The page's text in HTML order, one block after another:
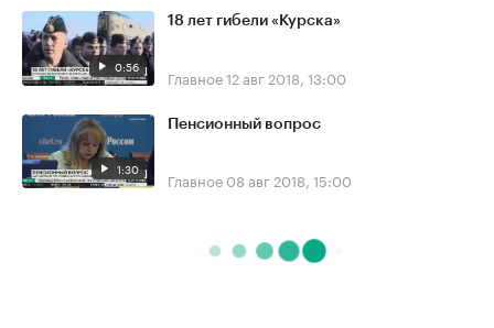
0:56
18 лет гибели «Курска»
Главное12 авг 2018, 13:00
1:30
Пенсионный вопрос
Главное 08 авг 2018, 15:00